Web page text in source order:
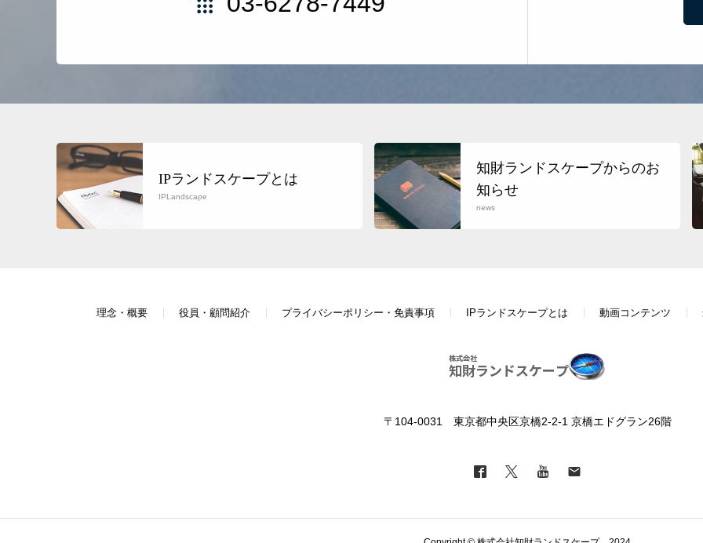
IPランドスケープとは
IPLandscape
知財ランドスケープからのお
知らせ
news
理念・概要 役員・顧問紹介 プライバシーポリシー・免責事項 IPランドスケープとは 動画コンテンツ
〒104-0031 東京都中央区京橋2-2-1 京橋エドグラン26階